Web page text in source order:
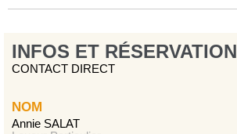
INFOS ET RÉSERVATION
CONTACT DIRECT
NOM
Annie SALAT